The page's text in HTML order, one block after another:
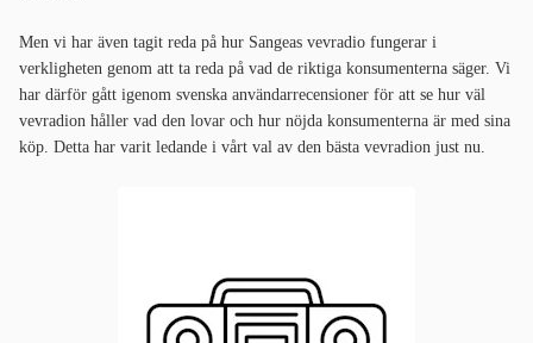
Men vi har även tagit reda på hur Sangeas vevradio fungerar i
verkligheten genom att ta reda på vad de riktiga konsumenterna säger. Vi
har därför gått igenom svenska användarrecensioner för att se hur väl
vevradion håller vad den lovar och hur nöjda konsumenterna är med sina
köp. Detta har varit ledande i vårt val av den bästa vevradion just nu.